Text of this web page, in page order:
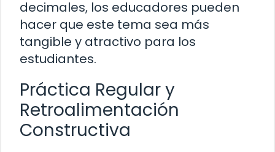
decimales, los educadores pueden
hacer que este tema sea más
tangible y atractivo para los
estudiantes.
Práctica Regular y
Retroalimentación
Constructiva